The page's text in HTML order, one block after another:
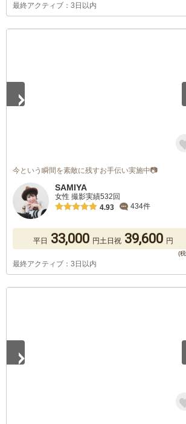
最終アクティブ：3日以内
今という瞬間を素敵に残すお手伝い実施中📷
SAMIYA
女性 撮影実績532回
4.93
434件
平日 33,000 円土日祝 39,600 円
最終アクティブ：3日以内